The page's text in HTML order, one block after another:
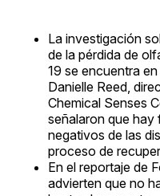
La investigación
de la pérdida de
19 se encuentra
Danielle Reed,
Chemical Senses
señalaron que
negativos de las
proceso de
En el reportaje de
advierten que no